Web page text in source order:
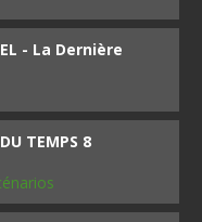
- La Dernière
TEMPS 8